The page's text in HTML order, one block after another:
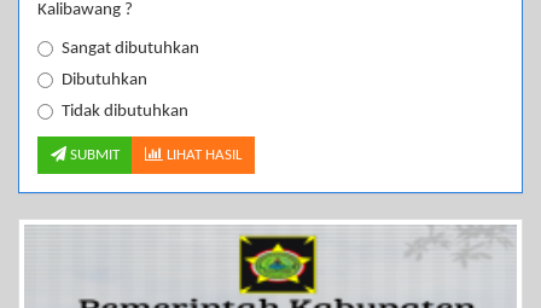
Kalibawang ?
Sangat dibutuhkan
Dibutuhkan
Tidak dibutuhkan
SUBMIT LIHAT HASIL